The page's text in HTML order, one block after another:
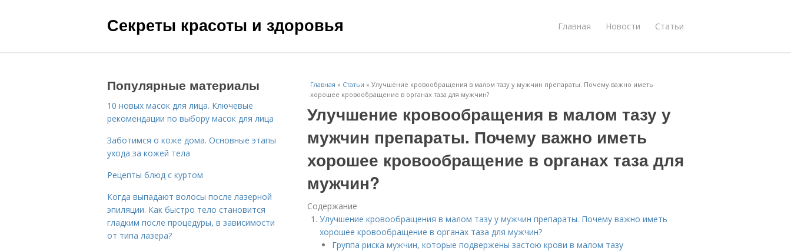
Секреты красоты и здоровья Главная Новости Статьи
Главная » Статьи » Улучшение кровообращения в малом тазу у мужчин препараты. Почему важно иметь
хорошее кровообращение в органах таза для мужчин?
Улучшение кровообращения в малом тазу у
мужчин препараты. Почему важно иметь
хорошее кровообращение в органах таза для
мужчин?
Содержание
Улучшение кровообращения в малом тазу у мужчин препараты. Почему важно иметь
хорошее кровообращение в органах таза для мужчин?
Группа риска мужчин, которые подвержены застою крови в малом тазу
Популярные материалы
10 новых масок для лица. Ключевые
рекомендации по выбору масок для лица
Заботимся о коже дома. Основные этапы
ухода за кожей тела
Рецепты блюд с куртом
Когда выпадают волосы после лазерной
эпиляции. Как быстро тело становится
гладким после процедуры, в зависимости
от типа лазера?